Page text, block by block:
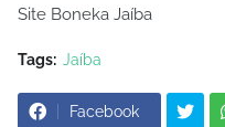
Site Boneka Jaíba
Tags: Jaíba
Facebook